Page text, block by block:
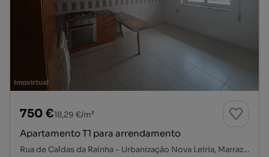
750 €18,29 €/m²
Apartamento T1 para arrendamento
Rua de Caldas da Rainha - Urbanização Nova Leiria, Marrazes, Marrazes e Barosa, Leiria, Leiria